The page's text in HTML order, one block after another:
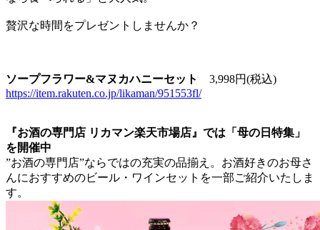
贅沢な時間をプレゼントしませんか？
ソープフラワー&マヌカハニーセット
3,998円(税込)
https://item.rakuten.co.jp/likaman/951553fl/
『お酒の専門店 リカマン楽天市場店』では「母の日特集」
を開催中
”お酒の専門店”ならではの充実の品揃え。お酒好きのお母さ
んにおすすめのビール・ワインセットを一部ご紹介いたしま
す。